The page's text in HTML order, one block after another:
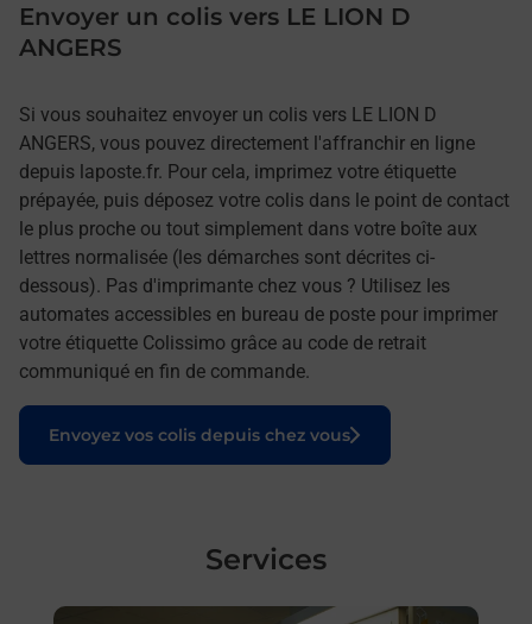
Envoyer un colis vers LE LION D
ANGERS
Si vous souhaitez envoyer un colis vers LE LION D
ANGERS, vous pouvez directement l'affranchir en ligne
depuis laposte.fr. Pour cela, imprimez votre étiquette
prépayée, puis déposez votre colis dans le point de contact
le plus proche ou tout simplement dans votre boîte aux
lettres normalisée (les démarches sont décrites ci-
dessous). Pas d'imprimante chez vous ? Utilisez les
automates accessibles en bureau de poste pour imprimer
votre étiquette Colissimo grâce au code de retrait
communiqué en fin de commande.
Envoyez vos colis depuis chez vous
Le lien s'ouvre dans un nouvel onglet
Services
En savoir plus